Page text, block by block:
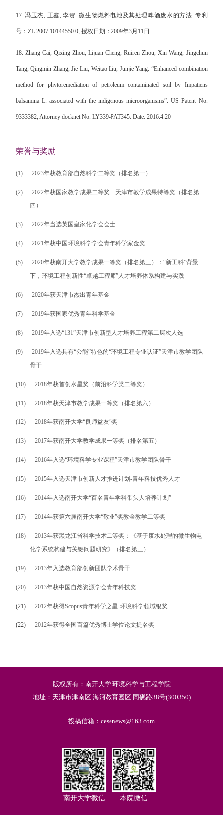
17.冯玉杰, 王鑫,李贺.微生物燃料电池及其处理啤酒废水的方法. 专利
号： ZL 2007 10144550.0, 授权日期： 2009年3月 11 日 .
18. Zhang Cai, Qixing Zhou, Lijuan Cheng, Ruiren Zhou, Xin Wang, Jingchun
Tang, Qingmin Zhang, Jie Liu, Weitao Liu, Junjie Yang. “Enhanced combination
method for phytoremediation of petroleum contaminated soil by Impatiens
balsamina L. associated with the indigenous microorganisms”. US Patent No.
9333382, Attorney docknet No. LY339-PAT345. Date: 2016.4.20
荣誉与奖励
(1) 2023年获教育部自然科学二等奖（排名第一）
(2) 2022年获国家教学成果二等奖、天津市教学成果特等奖（排名第
四）
(3) 2022年当选英国皇家化学会会士
(4) 2021年获中国环境科学学会青年科学家金奖
(5) 2020年获南开大学教学成果一等奖（排名第三）：“新工科”背景
下，环境工程创新性“卓越工程师”人才培养体系构建与实践
(6) 2020年获天津市杰出青年基金
(7) 2019年获国家优秀青年科学基金
(8) 2019年入选“131”天津市创新型人才培养工程第二层次人选
(9) 2019年入选具有“公能”特色的“环境工程专业认证”天津市教学团队
骨干
(10) 2018年获首创水星奖（前沿科学类二等奖）
(11) 2018年获天津市教学成果一等奖（排名第六）
(12) 2018年获南开大学“良师益友”奖
(13) 2017年获南开大学教学成果一等奖（排名第五）
(14) 2016年入选“环境科学专业课程”天津市教学团队骨干
(15) 2015年入选天津市创新人才推进计划 -青年科技优秀人才
(16) 2014年入选南开大学“百名青年学科带头人培养计划”
(17) 2014年获第六届南开大学“敬业”奖教金教学二等奖
(18) 2013年获黑龙江省科学技术二等奖：《基于废水处理的微生物电
化学系统构建与关键问题研究》（排名第三）
(19) 2013年入选教育部创新团队学术骨干
(20) 2013年获中国自然资源学会青年科技奖
(21) 2012年获得Scopus青年科学之星-环境科学领域银奖
(22) 2012年获得全国百篇优秀博士学位论文提名奖
版权所有：南开大学 环境科学与工程学院
地址：天津市津南区 海河教育园区 同砚路38号(300350)
投稿信箱：cesenews@163.com
南开大学微信 本院微信